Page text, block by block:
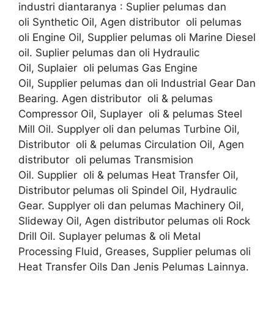
industri diantaranya : Suplier pelumas dan
oli Synthetic Oil, Agen distributor oli pelumas
oli Engine Oil, Supplier pelumas oli Marine Diesel
oil. Suplier pelumas dan oli Hydraulic
Oil, Suplaier oli pelumas Gas Engine
Oil, Supplier pelumas dan oli Industrial Gear Dan
Bearing. Agen distributor oli & pelumas
Compressor Oil, Suplayer oli & pelumas Steel
Mill Oil. Supplyer oli dan pelumas Turbine Oil,
Distributor oli & pelumas Circulation Oil, Agen
distributor oli pelumas Transmision
Oil. Supplier oli & pelumas Heat Transfer Oil,
Distributor pelumas oli Spindel Oil, Hydraulic
Gear. Supplyer oli dan pelumas Machinery Oil,
Slideway Oil, Agen distributor pelumas oli Rock
Drill Oil. Suplayer pelumas & oli Metal
Processing Fluid, Greases, Supplier pelumas oli
Heat Transfer Oils Dan Jenis Pelumas Lainnya.